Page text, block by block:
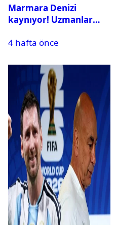
Marmara Denizi
kaynıyor! Uzmanlar
4 hafta önce